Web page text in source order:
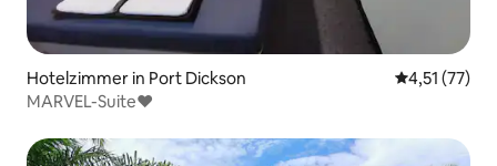
Hotelzimmer in Port Dickson
4,51 (77)
MARVEL-Suite♥